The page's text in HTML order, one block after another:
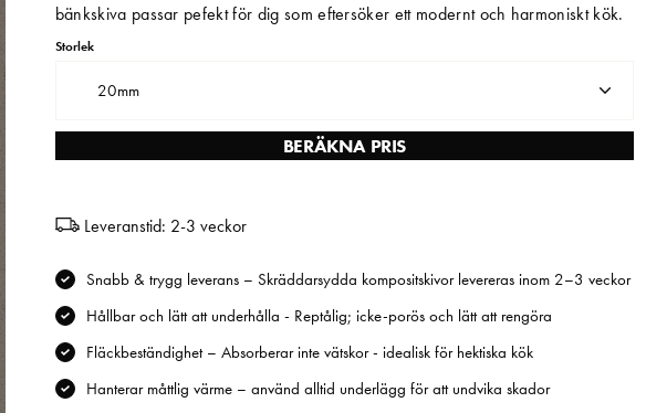
bänkskiva passar pefekt för dig som eftersöker ett modernt och harmoniskt kök.
Storlek
20mm
BERÄKNA PRIS
Leveranstid: 2-3 veckor
Snabb & trygg leverans – Skräddarsydda kompositskivor levereras inom 2–3 veckor
Hållbar och lätt att underhålla - Reptålig; icke-porös och lätt att rengöra
Fläckbeständighet – Absorberar inte vätskor - idealisk för hektiska kök
Hanterar måttlig värme – använd alltid underlägg för att undvika skador